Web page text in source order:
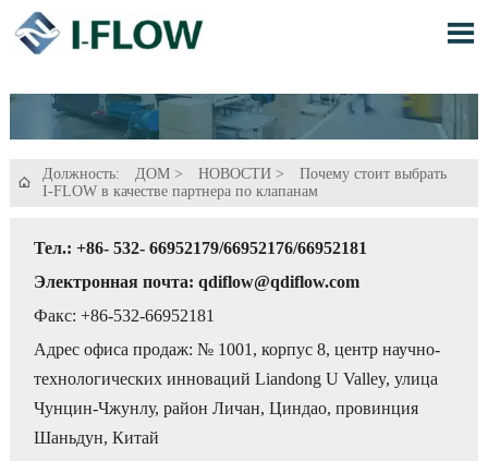


Должность: ДОМ> НОВОСТИ>
Почему стоит выбрать
I-FLOW в качестве партнера по клапанам
Тел.: +86- 532- 66952179/66952176/66952181
Электронная почта: qdiflow@qdiflow.com
Факс: +86-532-66952181
Адрес офиса продаж: № 1001, корпус 8, центр научно-
технологических инноваций Liandong U Valley, улица
Чунцин-Чжунлу, район Личан, Циндао, провинция
Шаньдун, Китай